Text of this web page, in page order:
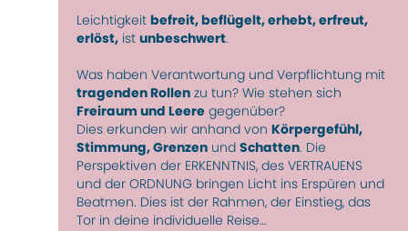
Leichtigkeit befreit, beflügelt, erhebt, erfreut,
erlöst, ist unbeschwert.
Was haben Verantwortung und Verpflichtung mit
tragenden Rollen zu tun? Wie stehen sich
Freiraum und Leere gegenüber?
Dies erkunden wir anhand von Körpergefühl,
Stimmung, Grenzen und Schatten. Die
Perspektiven der ERKENNTNIS, des VERTRAUENS
und der ORDNUNG bringen Licht ins Erspüren und
Beatmen. Dies ist der Rahmen, der Einstieg, das
Tor in deine individuelle Reise…